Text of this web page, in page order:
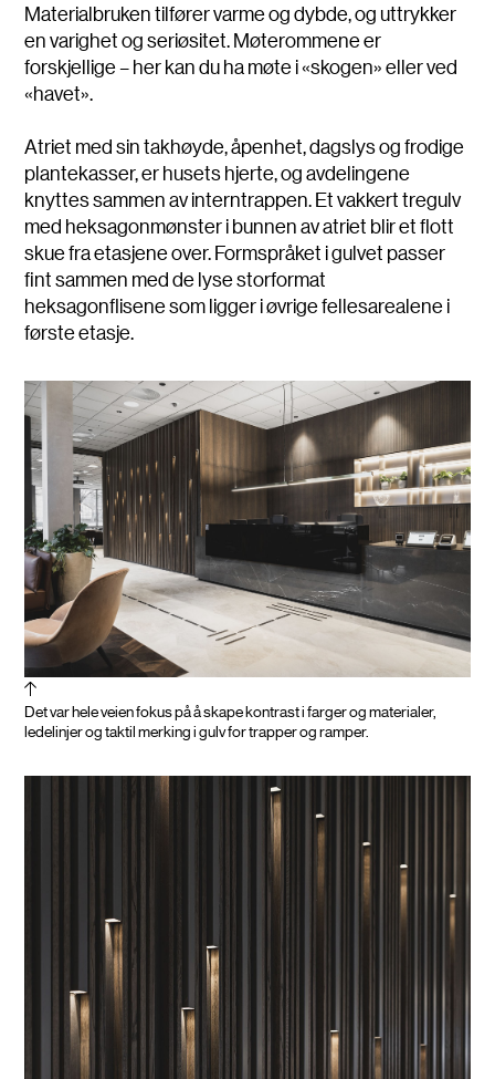
Materialbruken tilfører varme og dybde, og uttrykker
en varighet og seriøsitet. Møterommene er
forskjellige – her kan du ha møte i «skogen» eller ved
«havet».
Atriet med sin takhøyde, åpenhet, dagslys og frodige
plantekasser, er husets hjerte, og avdelingene
knyttes sammen av interntrappen. Et vakkert tregulv
med heksagonmønster i bunnen av atriet blir et flott
skue fra etasjene over. Formspråket i gulvet passer
fint sammen med de lyse storformat
heksagonflisene som ligger i øvrige fellesarealene i
første etasje.
Det var hele veien fokus på å skape kontrast i farger og materialer,
ledelinjer og taktil merking i gulv for trapper og ramper.